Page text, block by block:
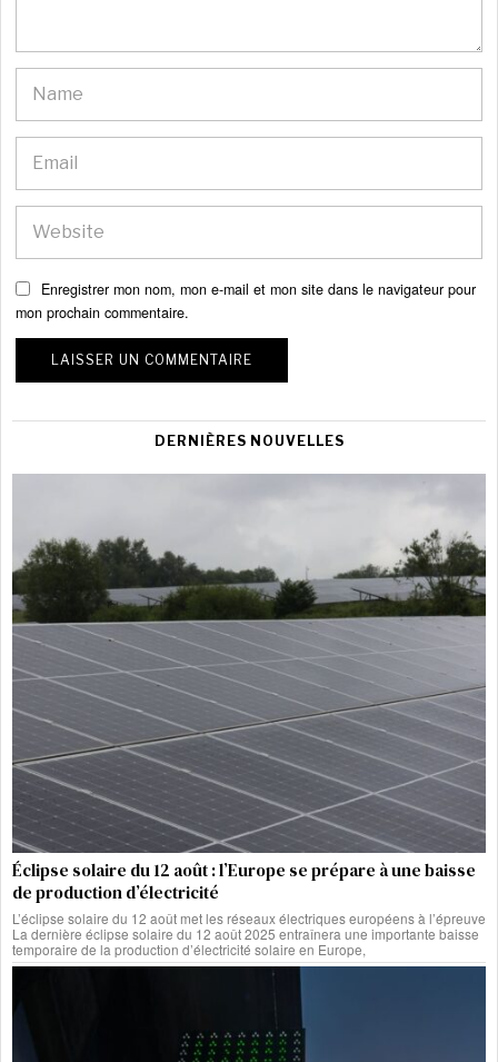
Enregistrer mon nom, mon e-mail et mon site dans le navigateur pour
mon prochain commentaire.
DERNIÈRES NOUVELLES
Éclipse solaire du 12 août : l’Europe se prépare à une baisse
de production d’électricité
L’éclipse solaire du 12 août met les réseaux électriques européens à l’épreuve
La dernière éclipse solaire du 12 août 2025 entraînera une importante baisse
temporaire de la production d’électricité solaire en Europe,